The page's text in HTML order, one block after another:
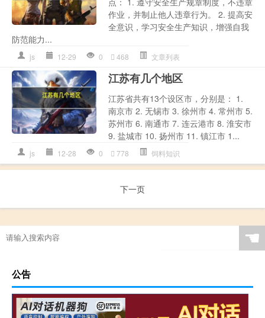
作业，并制止他人违章行为。 2. 提高安
全意识，学习安全生产知识，增强自我
防范能力...
js 12-29 0 468 文章列表
江苏有几个地区
江苏省共有13个设区市，分别是： 1.
南京市 2. 无锡市 3. 徐州市 4. 常州市 5.
苏州市 6. 南通市 7. 连云港市 8. 淮安市
9. 盐城市 10. 扬州市 11. 镇江市 1...
js 12-28 0 778 饲料知识
下一页
☚
公告